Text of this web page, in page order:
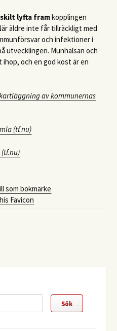
lyfta framkopplingen
äldre inte får tillräckligt med
och infektioner i
utvecklingen. Munhälsan och
ihop, och en god kost är en
av kommunernas
(tf.nu)